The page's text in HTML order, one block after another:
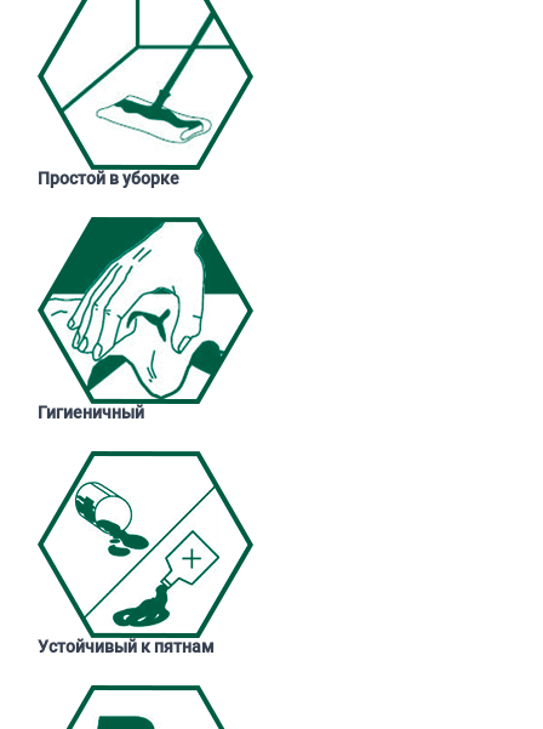
Простой в уборке
Гигиеничный
Устойчивый к пятнам